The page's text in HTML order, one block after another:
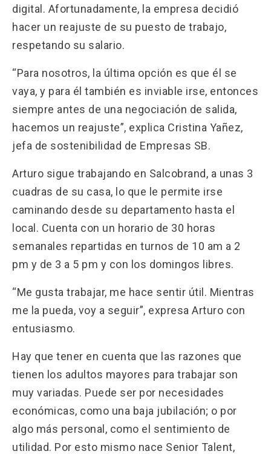
digital. Afortunadamente, la empresa decidió
hacer un reajuste de su puesto de trabajo,
respetando su salario.
“Para nosotros, la última opción es que él se
vaya, y para él también es inviable irse, entonces
siempre antes de una negociación de salida,
hacemos un reajuste”, explica Cristina Yañez,
jefa de sostenibilidad de Empresas SB.
Arturo sigue trabajando en Salcobrand, a unas 3
cuadras de su casa, lo que le permite irse
caminando desde su departamento hasta el
local. Cuenta con un horario de 30 horas
semanales repartidas en turnos de 10 am a 2
pm y de 3 a 5 pm y con los domingos libres.
“Me gusta trabajar, me hace sentir útil. Mientras
me la pueda, voy a seguir”, expresa Arturo con
entusiasmo.
Hay que tener en cuenta que las razones que
tienen los adultos mayores para trabajar son
muy variadas. Puede ser por necesidades
económicas, como una baja jubilación; o por
algo más personal, como el sentimiento de
utilidad. Por esto mismo nace Senior Talent,